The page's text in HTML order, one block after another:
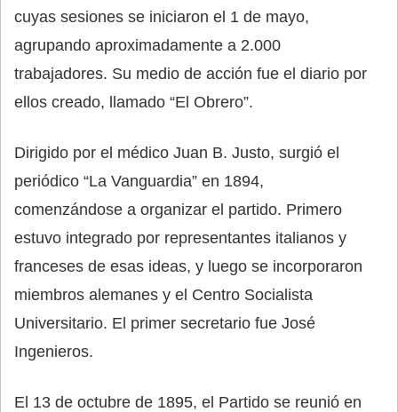
cuyas sesiones se iniciaron el 1 de mayo,
agrupando aproximadamente a 2.000
trabajadores. Su medio de acción fue el diario por
ellos creado, llamado “El Obrero”.
Dirigido por el médico Juan B. Justo, surgió el
periódico “La Vanguardia” en 1894,
comenzándose a organizar el partido. Primero
estuvo integrado por representantes italianos y
franceses de esas ideas, y luego se incorporaron
miembros alemanes y el Centro Socialista
Universitario. El primer secretario fue José
Ingenieros.
El 13 de octubre de 1895, el Partido se reunió en